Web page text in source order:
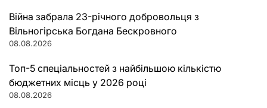
Війна забрала 23-річного добровольця з
Вільногірська Богдана Бескровного
08.08.2026
Топ-5 спеціальностей з найбільшою кількістю
бюджетних місць у 2026 році
08.08.2026